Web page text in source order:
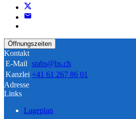
Öffnungszeiten
Kontakt
E-Mail stabs@bs.ch
Kanzlei +41 61 267 86 01
Adresse
Links
Lageplan